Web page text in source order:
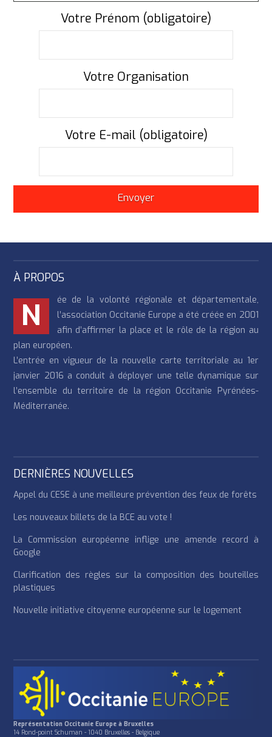
Votre Prénom (obligatoire)
Votre Organisation
Votre E-mail (obligatoire)
À PROPOS
N
ée de la volonté régionale et départementale,
l’association Occitanie Europe a été créée en 2001
afin d’affirmer la place et le rôle de la région au
plan européen.
L’entrée en vigueur de la nouvelle carte territoriale au 1er
janvier 2016 a conduit à déployer une telle dynamique sur
l’ensemble du territoire de la région Occitanie Pyrénées-
Méditerranée.
DERNIÈRES NOUVELLES
Appel du CESE à une meilleure prévention des feux de forêts
Les nouveaux billets de la BCE au vote !
La Commission européenne inflige une amende record à
Google
Clarification des règles sur la composition des bouteilles
plastiques
Nouvelle initiative citoyenne européenne sur le logement
Représentation Occitanie Europe à Bruxelles
14 Rond-point Schuman - 1040 Bruxelles - Belgique